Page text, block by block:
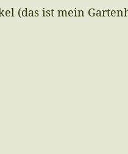
(das ist mein